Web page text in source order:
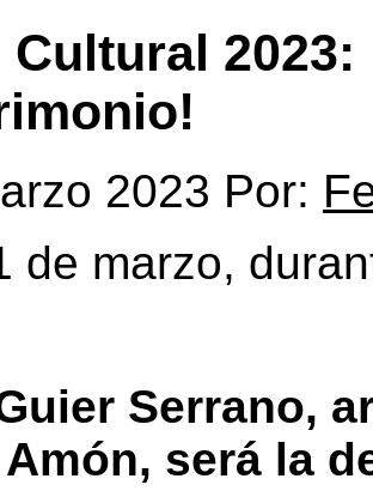
2023 Por:
de marzo,
Serrano,
será la